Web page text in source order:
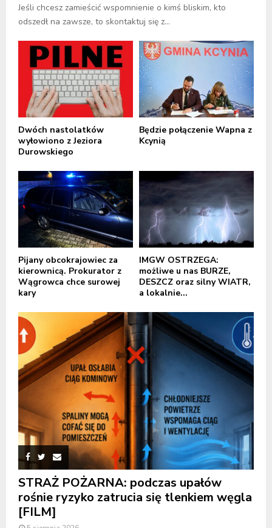
Jeśli chcesz zamieścić wspomnienie o kimś bliskim, kto
odszedł na zawsze, to skontaktuj się z...
Dwóch nastolatków
wyłowiono z Jeziora
Durowskiego
Będzie połączenie Wapna z
Kcynią
Pijany obcokrajowiec za
kierownicą. Prokurator z
Wągrowca chce surowej
kary
IMGW OSTRZEGA:
możliwe u nas BURZE,
DESZCZ oraz silny WIATR,
a lokalnie...
STRAŻ POŻARNA: podczas upałów
rośnie ryzyko zatrucia się tlenkiem węgla
[FILM]